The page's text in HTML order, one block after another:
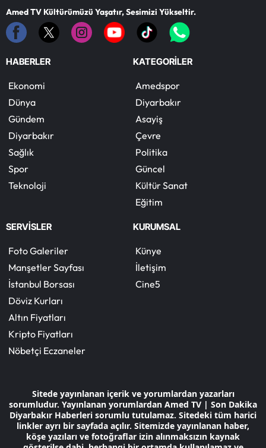
Amed TV Kültürümüzü Yaşatır, Sesimizi Yükseltir.
HABERLER
Ekonomi
Dünya
Gündem
Diyarbakır
Sağlık
Spor
Teknoloji
KATEGORİLER
Amedspor
Diyarbakır
Asayiş
Çevre
Politika
Güncel
Kültür Sanat
Eğitim
SERVİSLER
Foto Galeriler
Manşetler Sayfası
İstanbul Borsası
Döviz Kurları
Altın Fiyatları
Kripto Fiyatları
Nöbetçi Eczaneler
KURUMSAL
Künye
İletişim
Cine5
Sitede yayınlanan içerik ve yorumlardan yazarları
sorumludur. Yayınlanan yorumlardan Amed TV | Son Dakika
Diyarbakır Haberleri sorumlu tutulamaz. Sitedeki tüm harici
linkler ayrı bir sayfada açılır. Sitemizde yayınlanan haber,
köşe yazıları ve fotoğraflar izin alınmaksızın kaynak